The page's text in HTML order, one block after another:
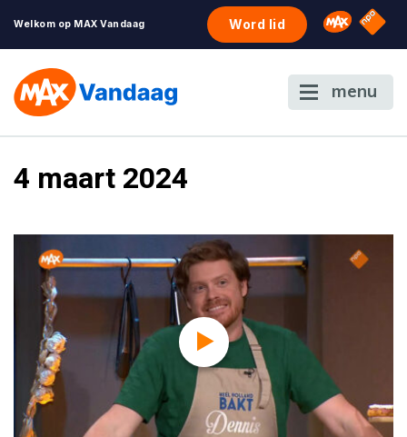
Welkom op MAX Vandaag Word lid Omroep
NPO
menu
4 maart 2024